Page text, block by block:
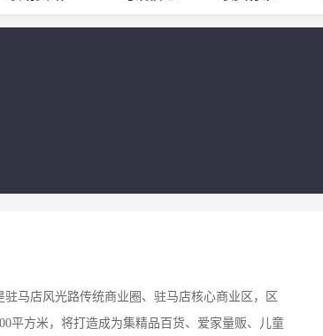
马店风光路传统商业圈、驻马店核心商业区，区
平方米，将打造成为集精品百货、爱家量贩、儿童